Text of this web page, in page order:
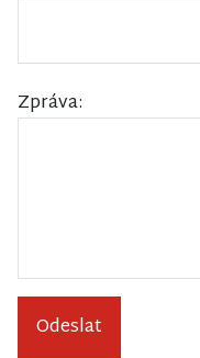
Zpráva:
Odeslat